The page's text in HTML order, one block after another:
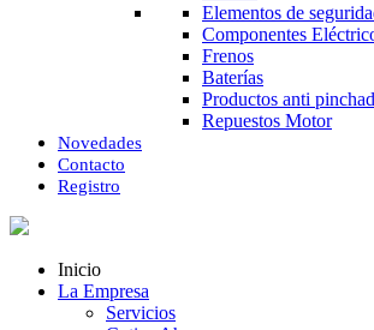
Elementos de
Componentes
Frenos
Baterías
Productos anti
Repuestos Motor
Novedades
Contacto
Registro
Inicio
La Empresa
Servicios